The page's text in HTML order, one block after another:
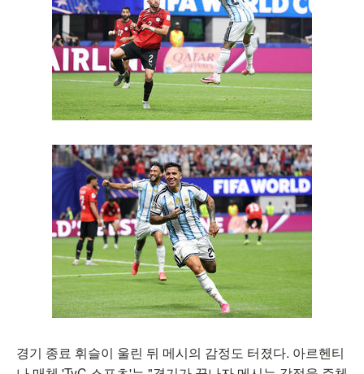
경기 종료 휘슬이 울린 뒤 메시의 감정도 터졌다. 아르헨티